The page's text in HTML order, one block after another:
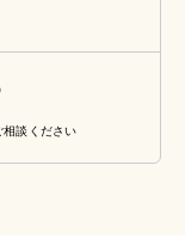
談ください